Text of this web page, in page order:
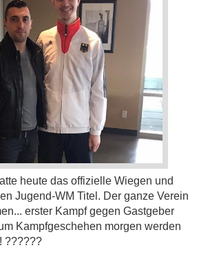
heute das offizielle Wiegen und
Jugend-WM Titel. Der ganze Verein
erster Kampf gegen Gastgeber
Kampfgeschehen morgen werden
??????